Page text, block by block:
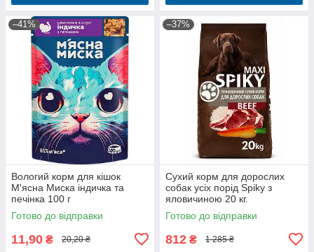
–41%
Вологий корм для кішок
М'ясна Миска індичка та
печінка 100 г
Готово до відправки
11,90 ₴ 20,20 ₴
–37%
Сухий корм для дорослих
собак усіх порід Spiky з
яловичиною 20 кг.
Готово до відправки
812 ₴ 1 285 ₴